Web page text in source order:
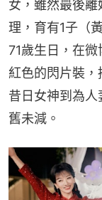
女，雖然最後
理，育有1子（
71歲生日，在
紅色的閃片裝
昔日女神到為
舊未減。